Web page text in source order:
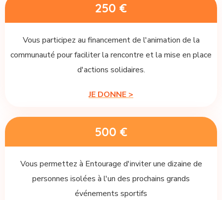
250 €
Vous participez au financement de l'animation de la
communauté pour faciliter la rencontre et la mise en place
d'actions solidaires.
JE DONNE >
500 €
Vous permettez à Entourage d'inviter une dizaine de
personnes isolées à l'un des prochains grands
événements sportifs